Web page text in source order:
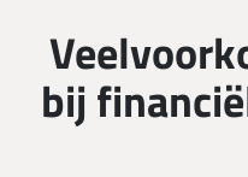
bij